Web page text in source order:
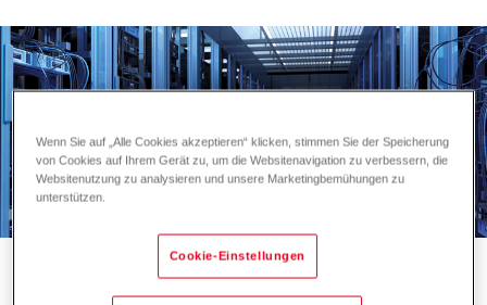
Experte - Techniker
Wenn Sie auf „Alle Cookies akzeptieren“ klicken, stimmen Sie der Speicherung
von Cookies auf Ihrem Gerät zu, um die Websitenavigation zu verbessern, die
Websitenutzung zu analysieren und unsere Marketingbemühungen zu
unterstützen.
Cookie-Einstellungen